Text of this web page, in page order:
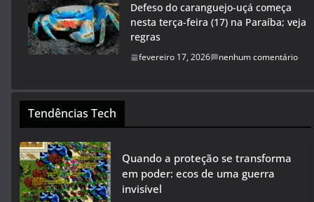
Defeso do caranguejo-uçá começa
nesta terça-feira (17) na Paraíba; veja
regras
fevereiro 17, 2026 nenhum comentário
Tendências Tech
Quando a proteção se transforma
em poder: ecos de uma guerra
invisível